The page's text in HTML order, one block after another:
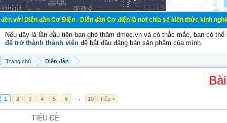
đàn Cơ Điện - Diễn đàn Cơ điện là nơi chia sẽ kiến thức kinh nghiệm
Nếu đây là lần đầu tiên bạn ghé thăm dmec.vn và có thắc mắc, bạn có
để trở thành thành viên để bắt đầu đăng bán sản phẩm của mình.
Trang chủ Diễn đàn
1 2 3 4 5 6 → 10 Tiếp >
TIÊU ĐỀ